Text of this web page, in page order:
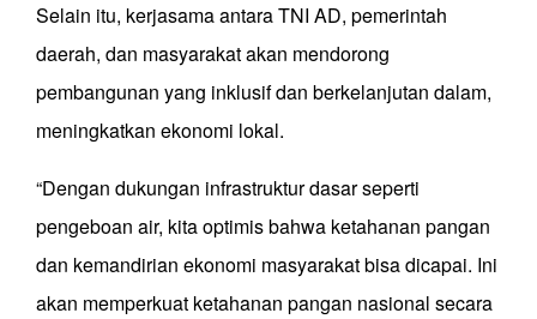
Selain itu, kerjasama antara TNI AD, pemerintah
daerah, dan masyarakat akan mendorong
pembangunan yang inklusif dan berkelanjutan dalam,
meningkatkan ekonomi lokal.
“Dengan dukungan infrastruktur dasar seperti
pengeboan air, kita optimis bahwa ketahanan pangan
dan kemandirian ekonomi masyarakat bisa dicapai. Ini
akan memperkuat ketahanan pangan nasional secara